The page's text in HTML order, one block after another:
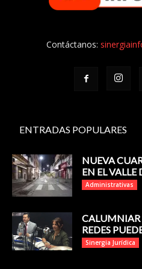
Contáctanos:
ENTRADAS POPULARES
NUEVA
EN EL VALLE
Administrativas
CALUMNIAR
REDES
Sinergia Jurídica